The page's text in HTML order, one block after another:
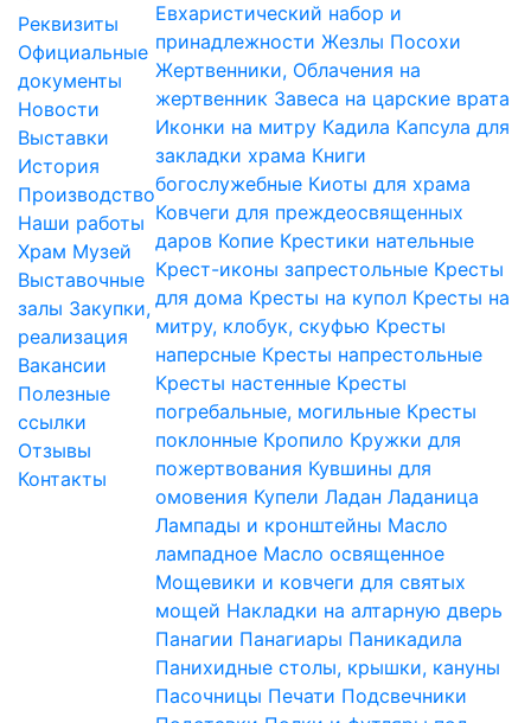
Реквизиты
Официальные
документы
Новости
Выставки
История
Производство
Наши работы
Храм Музей
Выставочные
залы Закупки,
реализация
Вакансии
Полезные
ссылки
Отзывы
Контакты
Евхаристический набор и
принадлежности Жезлы Посохи
Жертвенники, Облачения на
жертвенник Завеса на царские врата
Иконки на митру Кадила Капсула для
закладки храма Книги
богослужебные Киоты для храма
Ковчеги для преждеосвященных
даров Копие Крестики нательные
Крест-иконы запрестольные Кресты
для дома Кресты на купол Кресты на
митру, клобук, скуфью Кресты
наперсные Кресты напрестольные
Кресты настенные Кресты
погребальные, могильные Кресты
поклонные Кропило Кружки для
пожертвования Кувшины для
омовения Купели Ладан Ладаница
Лампады и кронштейны Масло
лампадное Масло освященное
Мощевики и ковчеги для святых
мощей Накладки на алтарную дверь
Панагии Панагиары Паникадила
Панихидные столы, крышки, кануны
Пасочницы Печати Подсвечники